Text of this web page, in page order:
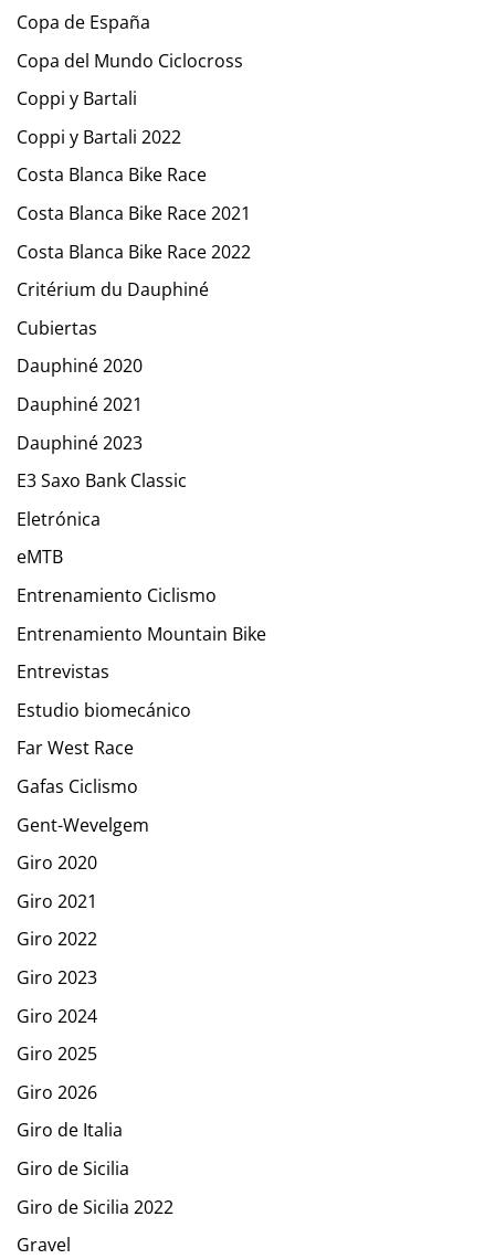
Copa de España
Copa del Mundo Ciclocross
Coppi y Bartali
Coppi y Bartali 2022
Costa Blanca Bike Race
Costa Blanca Bike Race 2021
Costa Blanca Bike Race 2022
Critérium du Dauphiné
Cubiertas
Dauphiné 2020
Dauphiné 2021
Dauphiné 2023
E3 Saxo Bank Classic
Eletrónica
eMTB
Entrenamiento Ciclismo
Entrenamiento Mountain Bike
Entrevistas
Estudio biomecánico
Far West Race
Gafas Ciclismo
Gent-Wevelgem
Giro 2020
Giro 2021
Giro 2022
Giro 2023
Giro 2024
Giro 2025
Giro 2026
Giro de Italia
Giro de Sicilia
Giro de Sicilia 2022
Gravel